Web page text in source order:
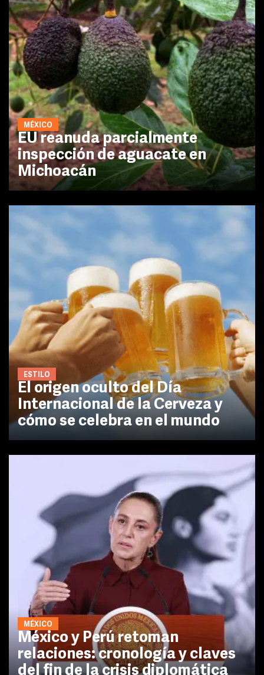
MÉXICO
EU reanuda parcialmente
inspección de aguacate en
Michoacán
ESTILO
El origen oculto del Día
Internacional de la Cerveza y
cómo se celebra en el mundo
MÉXICO
México y Perú retoman
relaciones: cronología y claves
del fin de la crisis diplomática